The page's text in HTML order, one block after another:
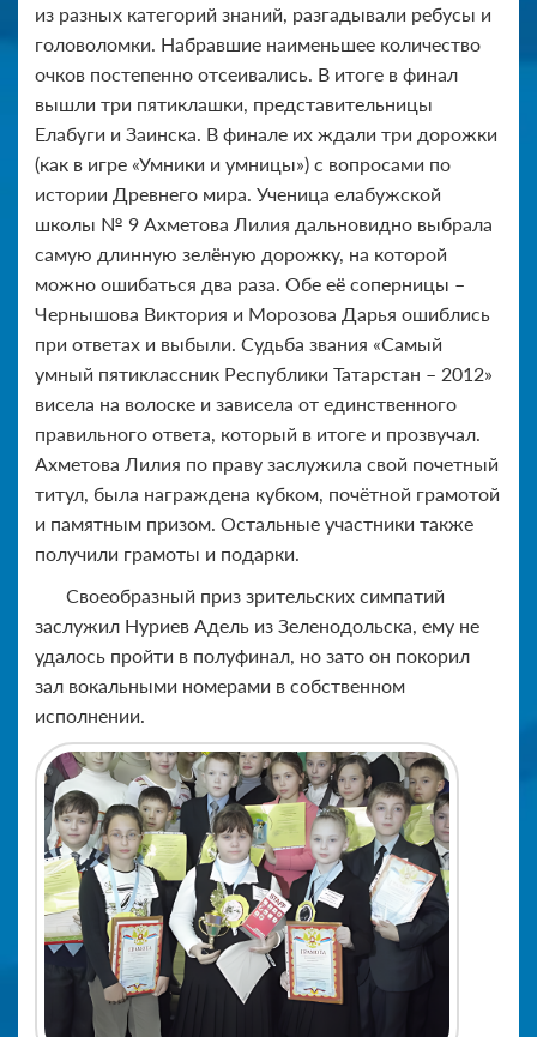
из разных категорий знаний, разгадывали ребусы и
головоломки. Набравшие наименьшее количество
очков постепенно отсеивались. В итоге в финал
вышли три пятиклашки, представительницы
Елабуги и Заинска. В финале их ждали три дорожки
(как в игре «Умники и умницы») с вопросами по
истории Древнего мира. Ученица елабужской
школы № 9 Ахметова Лилия дальновидно выбрала
самую длинную зелёную дорожку, на которой
можно ошибаться два раза. Обе её соперницы –
Чернышова Виктория и Морозова Дарья ошиблись
при ответах и выбыли. Судьба звания «Самый
умный пятиклассник Республики Татарстан – 2012»
висела на волоске и зависела от единственного
правильного ответа, который в итоге и прозвучал.
Ахметова Лилия по праву заслужила свой почетный
титул, была награждена кубком, почётной грамотой
и памятным призом. Остальные участники также
получили грамоты и подарки.
Своеобразный приз зрительских симпатий
заслужил Нуриев Адель из Зеленодольска, ему не
удалось пройти в полуфинал, но зато он покорил
зал вокальными номерами в собственном
исполнении.